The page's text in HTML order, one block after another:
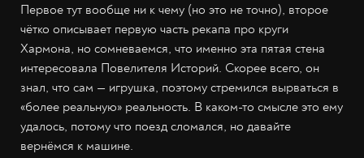
Первое тут вообще ни к чему (но это не точно), второе
чётко описывает первую часть рекапа про круги
Хармона, но сомневаемся, что именно эта пятая стена
интересовала Повелителя Историй. Скорее всего, он
знал, что сам — игрушка, поэтому стремился вырваться в
«более реальную» реальность. В каком-то смысле это ему
удалось, потому что поезд сломался, но давайте
вернёмся к машине.